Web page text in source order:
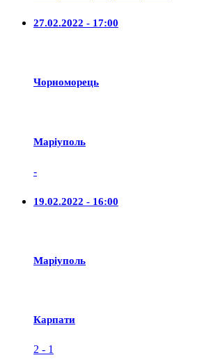
27.02.2022 - 17:00
Чорноморець
Маріуполь
-
19.02.2022 - 16:00
Маріуполь
Карпати
2 - 1